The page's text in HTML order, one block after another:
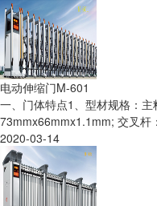
电动伸缩门M-601
一、门体特点1、型材规格：
73mmx66mmx1.1mm; 交叉杆
2020-03-14